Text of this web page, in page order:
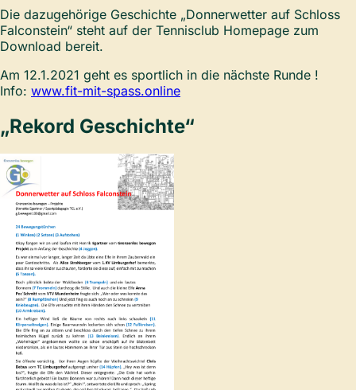
Die dazugehörige Geschichte „Donnerwetter auf Schloss
Falconstein“ steht auf der Tennisclub Homepage zum
Download bereit.
Am 12.1.2021 geht es sportlich in die nächste Runde !
Info: www.fit-mit-spass.online
„Rekord Geschichte“